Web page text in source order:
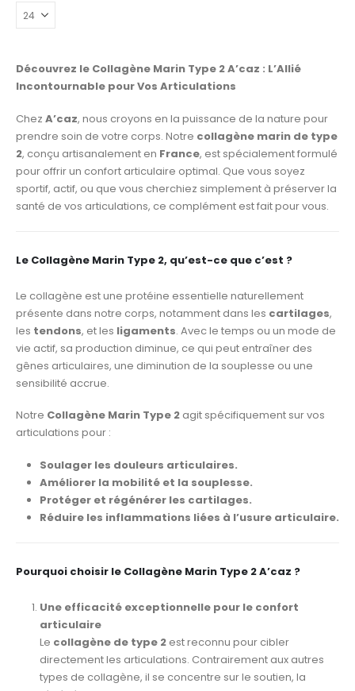
Découvrez le Collagène Marin Type 2 A’caz : L’Allié
Incontournable pour Vos Articulations
Chez A’caz, nous croyons en la puissance de la nature pour
prendre soin de votre corps. Notre collagène marin de type
2, conçu artisanalement en France, est spécialement formulé
pour offrir un confort articulaire optimal. Que vous soyez
sportif, actif, ou que vous cherchiez simplement à préserver la
santé de vos articulations, ce complément est fait pour vous.
Le Collagène Marin Type 2, qu’est-ce que c’est ?
Le collagène est une protéine essentielle naturellement
présente dans notre corps, notamment dans les cartilages,
les tendons, et les ligaments. Avec le temps ou un mode de
vie actif, sa production diminue, ce qui peut entraîner des
gênes articulaires, une diminution de la souplesse ou une
sensibilité accrue.
Notre Collagène Marin Type 2 agit spécifiquement sur vos
articulations pour :
Soulager les douleurs articulaires.
Améliorer la mobilité et la souplesse.
Protéger et régénérer les cartilages.
Réduire les inflammations liées à l’usure articulaire.
Pourquoi choisir le Collagène Marin Type 2 A’caz ?
Une efficacité exceptionnelle pour le confort
articulaire
Le collagène de type 2est reconnu pour cibler
directement les articulations. Contrairement aux autres
types de collagène, il se concentre sur le soutien, la